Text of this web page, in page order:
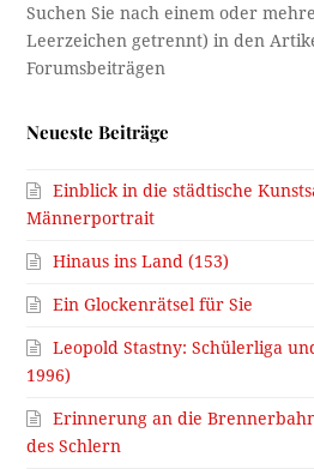
Neueste Beiträge
Einblick in die städtische
Männerportrait
Hinaus ins Land (153)
Ein Glockenrätsel für Sie
Leopold Stastny: Schülerliga
1996)
Erinnerung an die
des Schlern